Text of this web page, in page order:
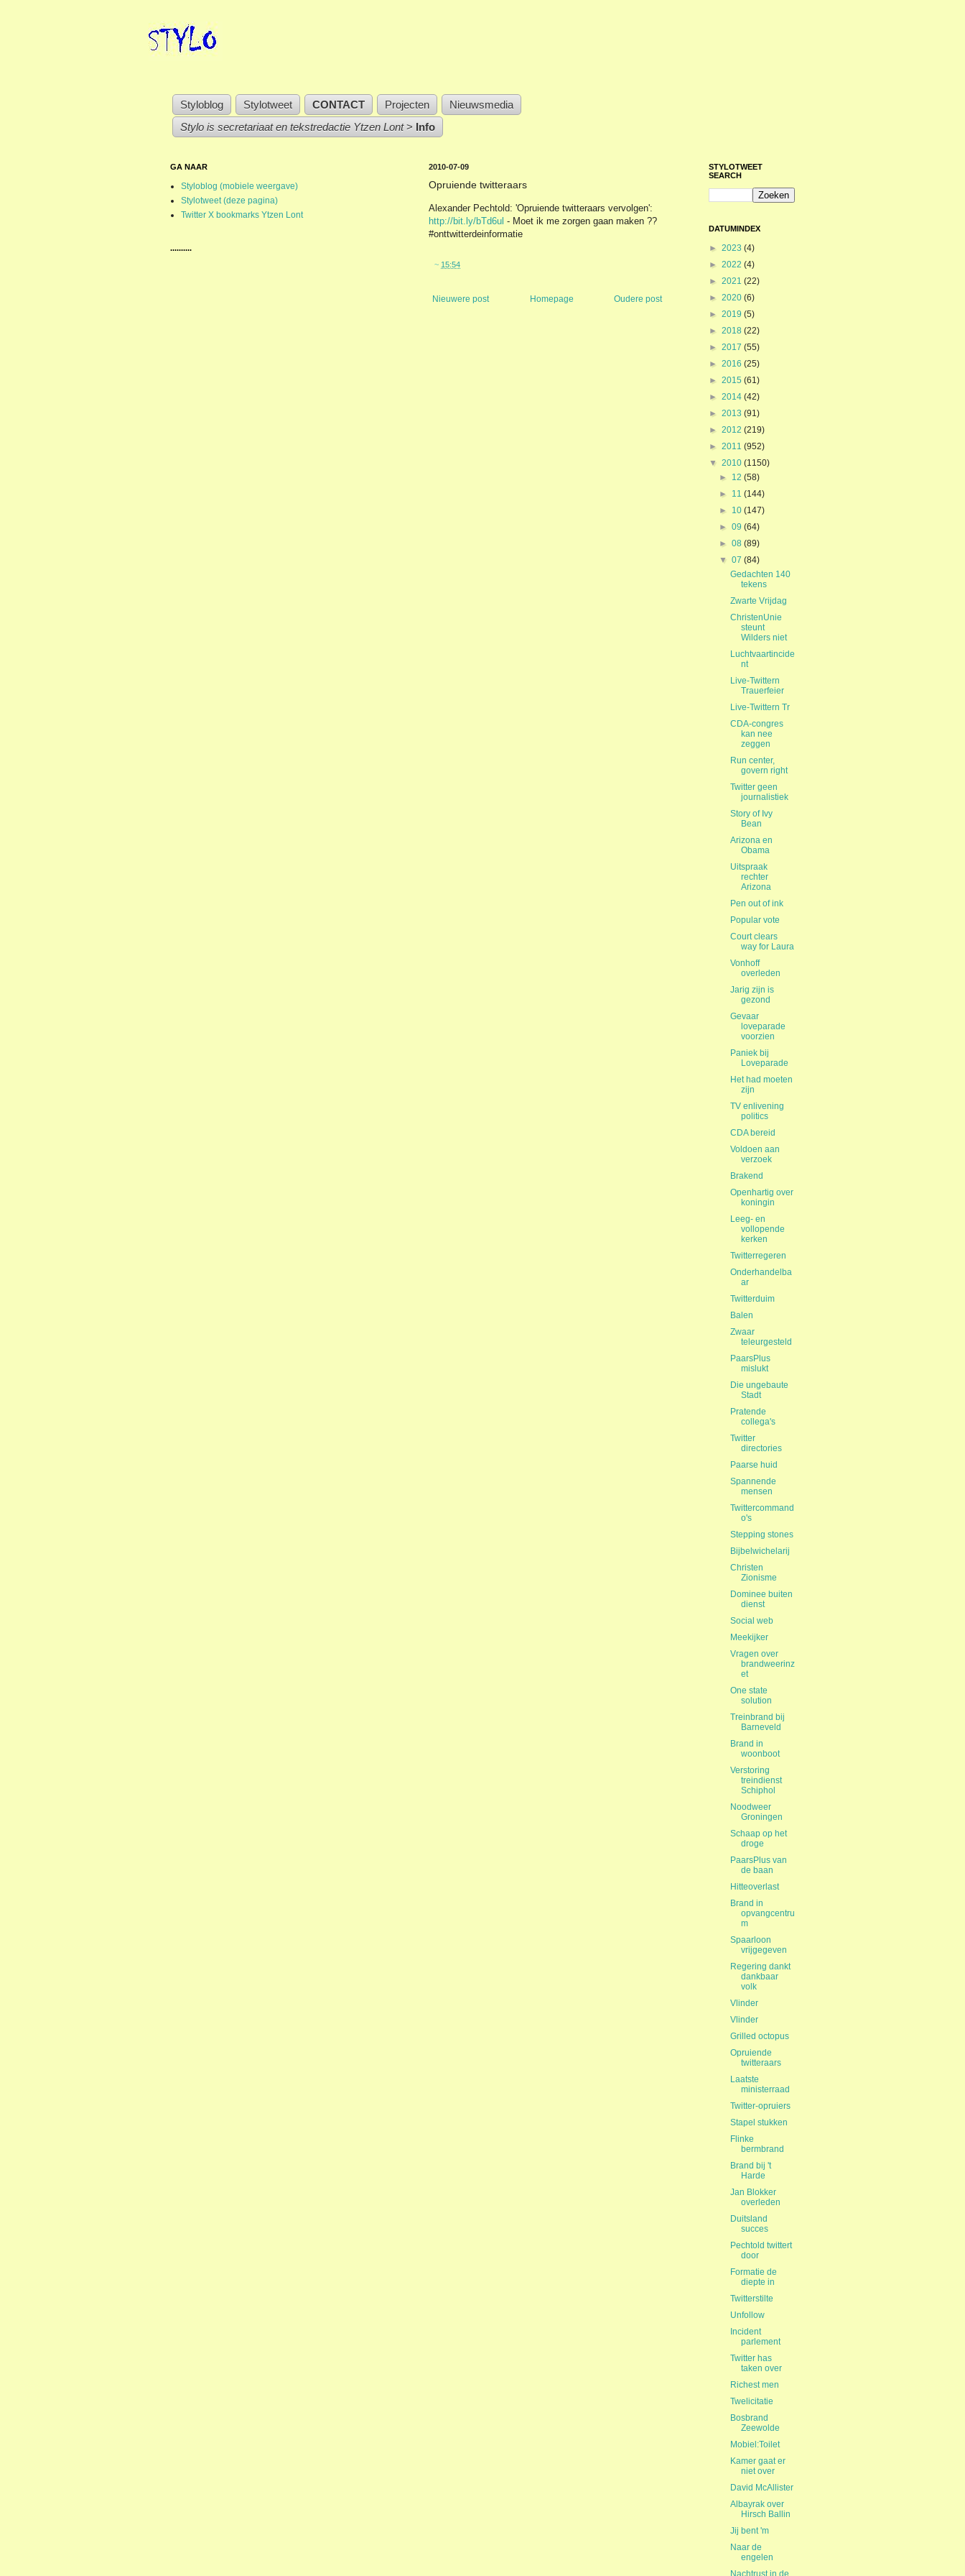
Styloblog Stylotweet CONTACT Projecten
Nieuwsmedia
Stylo is secretariaat en tekstredactie Ytzen Lont> Info
2010-07-09
Opruiende twitteraars
Alexander Pechtold: 'Opruiende twitteraars vervolgen':
http://bit.ly/bTd6ul - Moet ik me zorgen gaan maken ??
#onttwitterdeinformatie
~ 15:54
Nieuwere post Oudere post
Homepage
GA NAAR
Styloblog (mobiele weergave)
Stylotweet (deze pagina)
Twitter X bookmarks Ytzen Lont
..........
STYLOTWEET
SEARCH
DATUMINDEX
► 2023 (4)
► 2022 (4)
► 2021 (22)
► 2020 (6)
► 2019 (5)
► 2018 (22)
► 2017 (55)
► 2016 (25)
► 2015 (61)
► 2014 (42)
► 2013 (91)
► 2012 (219)
► 2011 (952)
▼ 2010 (1150)
► 12(58)
► 11(144)
► 10(147)
►09(64)
►08(89)
▼07(84)
Gedachten 140
tekens
Zwarte Vrijdag
ChristenUnie
steunt
Wilders niet
Luchtvaartincide
nt
Live-Twittern
Trauerfeier
Live-Twittern Tr
CDA-congres
kan nee
zeggen
Run center,
govern right
Twitter geen
journalistiek
Story of Ivy
Bean
Arizona en
Obama
Uitspraak
rechter
Arizona
Pen out of ink
Popular vote
Court clears
way for Laura
Vonhoff
overleden
Jarig zijn is
gezond
Gevaar
loveparade
voorzien
Paniek bij
Loveparade
Het had moeten
zijn
TV enlivening
politics
CDA bereid
Voldoen aan
verzoek
Brakend
Openhartig over
koningin
Leeg- en
vollopende
kerken
Twitterregeren
Onderhandelba
ar
Twitterduim
Balen
Zwaar
teleurgesteld
PaarsPlus
mislukt
Die ungebaute
Stadt
Pratende
collega's
Twitter
directories
Paarse huid
Spannende
mensen
Twittercommand
o's
Stepping stones
Bijbelwichelarij
Christen
Zionisme
Dominee buiten
dienst
Social web
Meekijker
Vragen over
brandweerinz
et
One state
solution
Treinbrand bij
Barneveld
Brand in
woonboot
Verstoring
treindienst
Schiphol
Noodweer
Groningen
Schaap op het
droge
PaarsPlus van
de baan
Hitteoverlast
Brand in
opvangcentru
m
Spaarloon
vrijgegeven
Regering dankt
dankbaar
volk
Vlinder
Vlinder
Grilled octopus
Opruiende
twitteraars
Laatste
ministerraad
Twitter-opruiers
Stapel stukken
Flinke
bermbrand
Brand bij 't
Harde
Jan Blokker
overleden
Duitsland
succes
Pechtold twittert
door
Formatie de
diepte in
Twitterstilte
Unfollow
Incident
parlement
Twitter has
taken over
Richest men
Twelicitatie
Bosbrand
Zeewolde
Mobiel:Toilet
Kamer gaat er
niet over
David McAllister
Albayrak over
Hirsch Ballin
Jij bent 'm
Naar de
engelen
Nachtrust in de